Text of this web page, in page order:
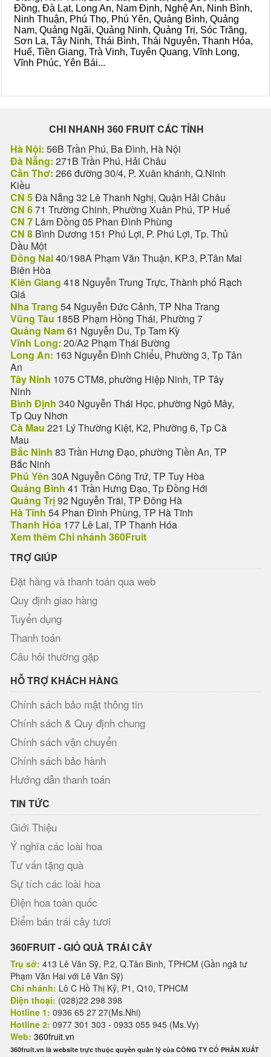
Đồng, Đà Lạt, Long An, Nam Định, Nghệ An, Ninh Bình,
Ninh Thuận, Phú Thọ, Phú Yên, Quảng Bình, Quảng
Nam, Quảng Ngãi, Quảng Ninh, Quảng Trị, Sóc Trăng,
Sơn La, Tây Ninh, Thái Bình, Thái Nguyên, Thanh Hóa,
Huế, Tiền Giang, Trà Vinh, Tuyên Quang, Vĩnh Long,
Vĩnh Phúc, Yên Bái...
CHI NHANH 360 FRUIT CÁC TỈNH
Hà Nội: 56B Trần Phú, Ba Đình, Hà Nội
Đà Nẵng: 271B Trần Phú, Hải Châu
Cần Thơ: 266 đường 30/4, P. Xuân khánh, Q.Ninh
Kiều
CN 5Đà Nẵng 32 Lê Thanh Nghị, Quận Hải Châu
CN 671 Trường Chinh, Phường Xuân Phú, TP Huế
CN 7 Lâm Đồng 05 Phan Đình Phùng
CN 8 Bình Dương 151 Phú Lợi, P. Phú Lợi, Tp. Thủ
Dầu Một
Đồng Nai40/198A Phạm Văn Thuận, KP.3, P.Tân Mai
Biên Hòa
Kiên Giang 418 Nguyễn Trung Trực, Thành phố Rạch
Giá
Nha Trang 54 Nguyễn Đức Cảnh, TP Nha Trang
Vũng Tàu 185B Phạm Hồng Thái, Phường 7
Quảng Nam61 Nguyễn Du, Tp Tam Kỳ
Vĩnh Long: 20/A2 Phạm Thái Bường
Long An: 163 Nguyễn Đình Chiểu, Phường 3, Tp Tân
An
Tây Ninh 1075 CTM8, phường Hiệp Ninh, TP Tây
Ninh
Bình Định 340 Nguyễn Thái Học, phường Ngô Mây,
Tp Quy Nhơn
Cà Mau 221 Lý Thường Kiệt, K2, Phường 6, Tp Cà
Mau
Bắc Ninh 83 Trần Hưng Đạo, phường Tiền An, TP
Bắc Ninh
Phú Yên 30A Nguyễn Công Trứ, TP Tuy Hòa
Quảng Bình 41 Trần Hưng Đạo, Tp Đồng Hới
Quảng Trị92 Nguyễn Trãi, TP Đông Hà
Hà Tĩnh 54 Phan Đình Phùng, TP Hà Tĩnh
Thanh Hóa 177 Lê Lai, TP Thanh Hóa
Xem thêm Chi nhánh 360Fruit
TRỢ GIÚP
Đặt hàng và thanh toán qua web
Quy định giao hàng
Tuyển dụng
Thanh toán
Câu hỏi thường gặp
HỖ TRỢ KHÁCH HÀNG
Chính sách bảo mật thông tin
Chính sách & Quy định chung
Chính sách vận chuyển
Chính sách bảo hành
Hướng dẫn thanh toán
TIN TỨC
Giới Thiệu
Ý nghĩa các loài hoa
Tư vấn tặng quà
Sự tích các loài hoa
Điện hoa toàn quốc
Điểm bán trái cây tươi
360FRUIT - GIỎ QUÀ TRÁI CÂY
Trụ sở: 413 Lê Văn Sỹ, P.2, Q.Tân Bình, TPHCM (Gần ngã tư
Phạm Văn Hai với Lê Văn Sỹ)
Chi nhánh: Lô C Hồ Thị Kỷ, P1, Q10, TPHCM
Điện thoại: (028)22 298 398
Hotline 1: 0936 65 27 27(Ms.Nhi)
Hotline 2: 0977 301 303 - 0933 055 945 (Ms.Vy)
Web: 360fruit.vn
360fruit.vn là website trực thuộc quyền quản lý của CÔNG TY CỔ PHẦN XUẤT